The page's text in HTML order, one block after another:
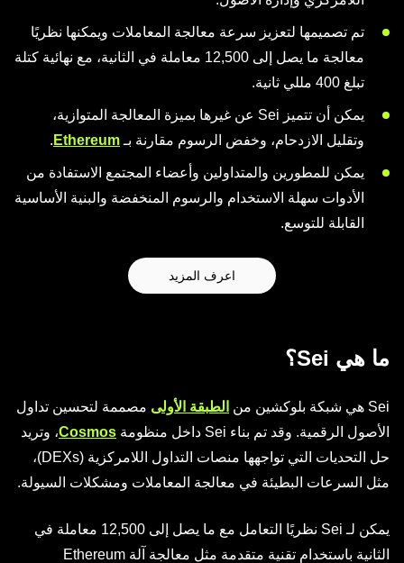
تم تصميمها لتعزيز سرعة معالجة المعاملات ويمكنها نظريًا
معالجة ما يصل إلى 12,500 معاملة في الثانية، مع نهائية كتلة
تبلغ 400 مللي ثانية.
يمكن أن تتميز Sei عن غيرها بميزة المعالجة المتوازية،
وتقليل الازدحام، وخفض الرسوم مقارنة بـ Ethereum
.
يمكن للمطورين والمتداولين وأعضاء المجتمع الاستفادة من
الأدوات سهلة الاستخدام والرسوم المنخفضة والبنية الأساسية
القابلة للتوسع.
اعرف المزيد
ما هي Sei؟
Sei هي شبكة بلوكشين من الطبقة الأولى مصممة لتحسين تداول
الأصول الرقمية. وقد تم بناء Sei داخل منظومة
Cosmos، وتريد
حل التحديات التي تواجهها منصات التداول اللامركزية (DEXs)،
مثل السرعات البطيئة في معالجة المعاملات ومشكلات السيولة.
يمكن لـ Sei نظريًا التعامل مع ما يصل إلى 12,500 معاملة في
الثانية باستخدام تقنية متقدمة مثل معالجة آلة Ethereum